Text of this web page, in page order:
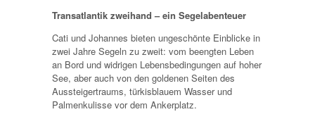
Transatlantik zweihand – ein Segelabenteuer
Cati und Johannes bieten ungeschönte Einblicke in
zwei Jahre Segeln zu zweit: vom beengten Leben
an Bord und widrigen Lebensbedingungen auf hoher
See, aber auch von den goldenen Seiten des
Aussteigertraums, türkisblauem Wasser und
Palmenkulisse vor dem Ankerplatz.